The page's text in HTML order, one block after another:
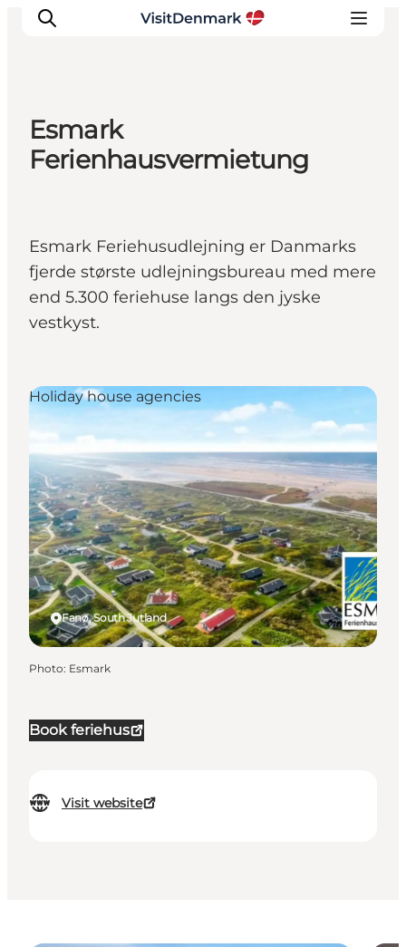
Inspiration
Plan your trip
Events
Esmark
Ferienhausvermietung
Esmark Feriehusudlejning er Danmarks
fjerde største udlejningsbureau med mere
end 5.300 feriehuse langs den jyske
vestkyst.
Book feriehus
Visit website
Fanø, South Jutland
Holiday house agencies
Photo: Esmark